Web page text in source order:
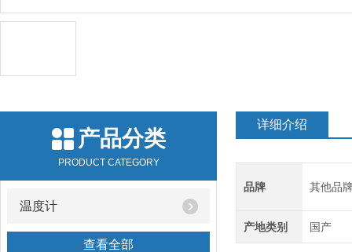
产品分类
PRODUCT CATEGORY
温度计
查看全部
详细介绍
品牌 其他品
产地类别 国产